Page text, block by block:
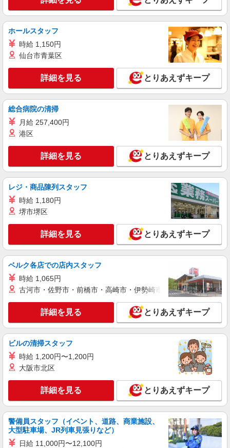
株式会社シエロ
【楽天モバイル】の携帯販売スタッフ
月給：245250円〜319150円 ＋賞与年2回＋イ
ンセンティブ ※経験・能力による ※残業代支給
★交通費別途支給（規定あり） ゜+゜・。○。・゜
+゜・。○。・゜+゜ 入社祝い金10万円支給(規定
有) お友達を紹介頂くと, インセンティブ支給(規定
有) ゜・。○。・゜+゜・。○。・゜+゜
沖縄県宮古島市の楽天モバイルショップ
キープ 詳細を見る
正社員
ソフトバンク宮古店
ソフトバンクショップの携帯販売スタッフ
月給 209,721円 〜 256,438円 固定残業代:
26,331円 〜 33,098円（20時間相当） ＊時間外手
当は時間外労働の有無にかかわらず、固定残業代
として支給し、相当時間を超える時間外労働分は
法定どおり追加で支給します。 試用期間あり 3ヶ
■ソフトバンク宮古店 沖縄県 宮古島市 平良字
西里 928‐3
詳細を見る
ソフトバンク販売契約社員【宮古島市エリア】
家電量販店内の携帯販売スタッフ
月給 247,340円 〜 247,340円 試用期間なし ※
経験・能力による 【試用期間】時給 0 円 〜 0 円
■ソフトバンク販売契約社員【宮古島市エリ
ア】 沖縄県宮古島市
キープ 詳細を見る
正社員
ワイモバイル宮古店
ワイモバイルショップの携帯販売スタッフ
月給 209,721円 〜 256,438円 固定残業代:
26,331円 〜 33,098円（20時間相当） ＊時間外手
当は時間外労働の有無にかかわらず、固定残業代
として支給し、相当時間を超える時間外労働分は
法定どおり追加で支給します。 試用期間あり 3ヶ
月 ※経験・能力による 【試用期間】月給 209721
円 〜 256438 円
■ワイモバイル宮古店 沖縄県宮古島市平良字西
里928‐3
詳細を見る
ホールスタッフ
時給 1,150円
仙台市青葉区
詳細を見る とりあえずキープ
総合病院の清掃
月給 257,400円
港区
詳細を見る とりあえずキープ
レジ・商品陳列スタッフ
時給 1,180円
堺市堺区
詳細を見る とりあえずキープ
ベルク各店での店内スタッフ
時給 1,065円
古河市・佐野市・前橋市・高崎市・伊勢崎市・太田市・館林市
詳細を見る とりあえずキープ
ビルの清掃スタッフ
時給 1,200円〜1,200円
大阪市北区
詳細を見る とりあえずキープ
警備員スタッフ（イベント、道路、商業施設、
大型駐車場、JR列車見張りなど）
日給 11,000円〜12,100円